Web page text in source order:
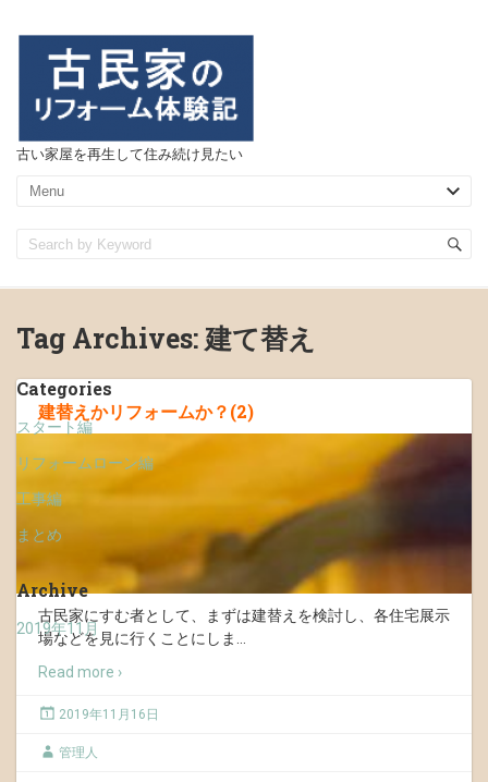
古い家屋を再生して住み続け見たい
Tag Archives:建て替え
Categories
スタート編
リフォームローン編
工事編
まとめ
Archive
2019年11月
建替えかリフォームか？(2)
古民家にすむ者として、まずは建替えを検討し、各住宅展示
場などを見に行くことにしま
Read more ›
2019年11月16日
管理人